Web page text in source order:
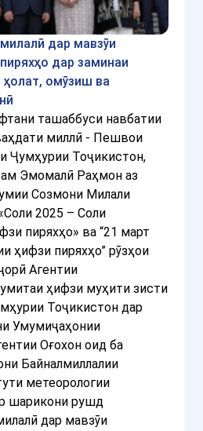
дар мавзӯи
дар заминаи
ҳолат, омӯзиш ва
ташаббуси навбатии
миллӣ - Пешвои
Ҷумҳурии Тоҷикистон,
Эмомалӣ Раҳмон аз
Созмони Милали
2025 – Соли
пиряхҳо» ва “21 март
ҳифзи пиряхҳо” рӯзҳои
Агентии
ҳифзи муҳити зисти
Тоҷикистон дар
Умумиҷаҳонии
Оғохон оид ба
Байналмиллалии
метеорологии
шарикони рушд
дар мавзӯи